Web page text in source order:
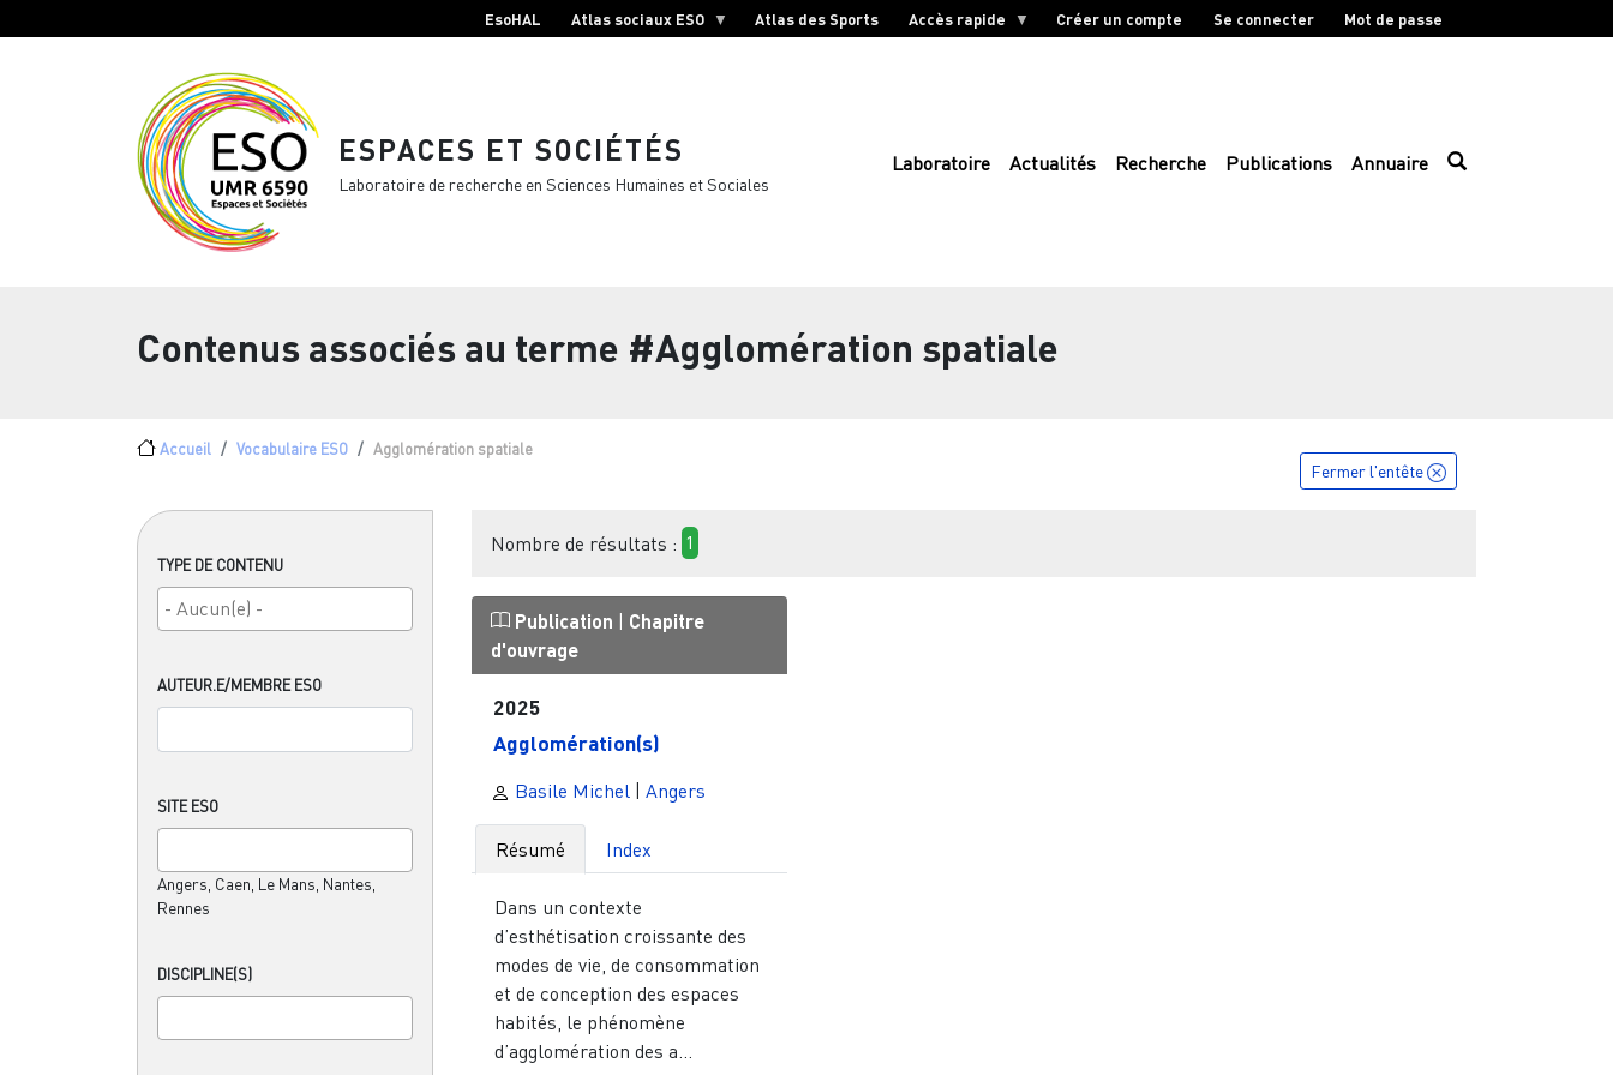
EsoHAL Atlas sociaux ESO Atlas des Sports Accès rapide Créer un compte Se connecter Mot de passe
ESPACES ET SOCIÉTÉS
Laboratoire de recherche en Sciences Humaines et Sociales
Laboratoire Actualités Recherche Publications Annuaire
Contenus associés au terme #Agglomération spatiale
Fil d'Ariane
Accueil Vocabulaire ESO Agglomération spatiale
TYPE DE CONTENU
AUTEUR.E/MEMBRE ESO
SITE ESO
Angers, Caen, Le Mans, Nantes,
Rennes
DISCIPLINE(S)
Fermer l'entête
Nombre de résultats : 1
Publication | Chapitre
d'ouvrage
2025
Agglomération(s)
Basile Michel | Angers
Résumé Index
Dans un contexte
d’esthétisation croissante des
modes de vie, de consommation
et de conception des espaces
habités, le phénomène
d’agglomération des a...